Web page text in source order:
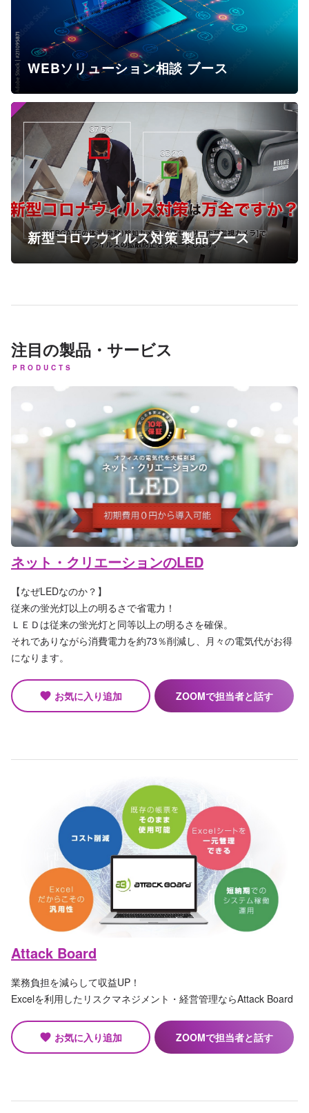
WEBソリューション相談 ブース
新型コロナウイルス対策 製品ブース
注目の製品・サービス
PRODUCTS
ネット・クリエーションのLED
【なぜLEDなのか？】
従来の蛍光灯以上の明るさで省電力！
ＬＥＤは従来の蛍光灯と同等以上の明るさを確保。
それでありながら消費電力を約73％削減し、月々の電気代がお得
になります。
favorite お気に入り追加 ZOOMで担当者と話す
Attack Board
業務負担を減らして収益UP！
Excelを利用したリスクマネジメント・経営管理ならAttack Board
favorite お気に入り追加 ZOOMで担当者と話す